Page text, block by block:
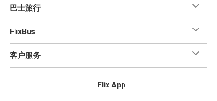
巴士旅行
FlixBus
客户服务
Flix App